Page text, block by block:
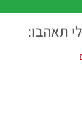
תאהבו: